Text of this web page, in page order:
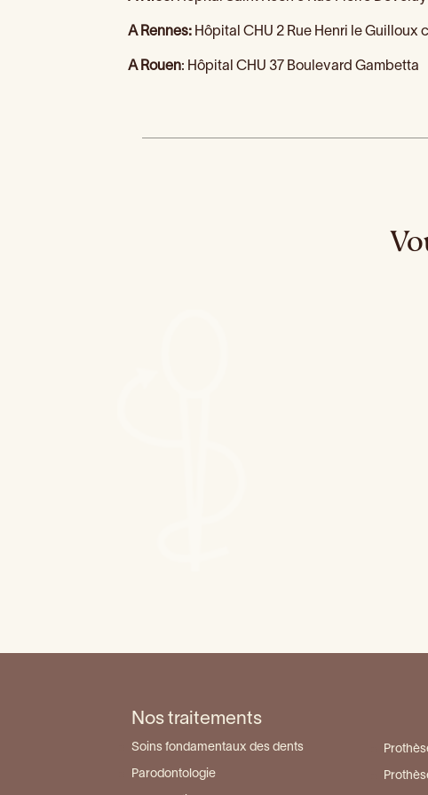
A Rennes: Hôpital CHU 2 Rue Henri le Guilloux
A Rouen: Hôpital CHU 37 Boulevard Gambetta
Nos traitements
Soins fondamentaux des dents
Parodontologie